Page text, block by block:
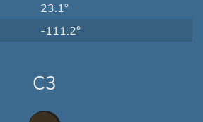
23.1°
-111.2°
C3